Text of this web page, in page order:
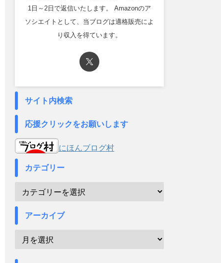
1日～2日で返信いたします。 Amazonのア
ソシエイトとして、当ブログは適格販売によ
り収入を得ています。
サイト内検索
応援クリックをお願いします
にほんブログ村
カテゴリー
アーカイブ